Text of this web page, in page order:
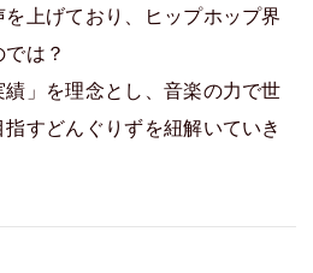
上げており、ヒップホップ界
は？
績」を理念とし、音楽の力で世
すどんぐりずを紐解いていき